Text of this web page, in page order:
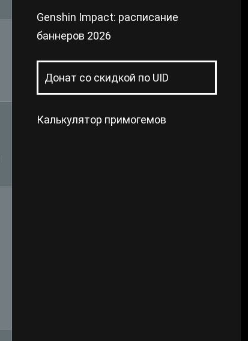
Genshin Impact: расписание
баннеров 2026
Донат со скидкой по UID
Калькулятор примогемов